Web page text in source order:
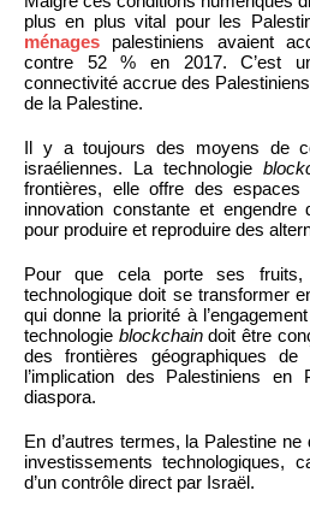
plus en plus vital pour les
ménages palestiniens avaient
contre 52 % en 2017. C’est
connectivité accrue des Palestiniens
de la Palestine.
Il y a toujours des moyens de
israéliennes. La technologie
frontières, elle offre des espaces
innovation constante et engendre
pour produire et reproduire des
Pour que cela porte ses
technologique doit se transformer
qui donne la priorité à
technologie blockchaindoit être
des frontières géographiques
l’implication des Palestiniens
diaspora.
En d’autres termes, la Palestine
investissements technologiques,
d’un contrôle direct par Israël.